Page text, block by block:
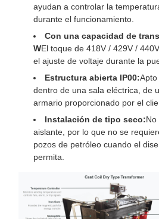
ayudan a controlar la
durante el funcionamiento.
Con una capacidad de
WEl toque de 418V / 429V /
el ajuste de voltaje durante la
Estructura abierta IP00:
dentro de una sala eléctrica, de
armario proporcionado por el
Instalación de tipo seco:No
aislante, por lo que no se
pozos de petróleo cuando el
permita.